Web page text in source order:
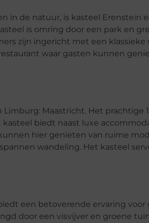
in de natuur, is kasteel Erenstein
is omring door een park en
zijn ingericht met een klassieke
waar gasten kunnen
Maastricht. Het prachtige
biedt naast luxe
hier genieten van ruime
wandeling. Het kasteel
een betoverende ervaring voor
door een visvijver en groene